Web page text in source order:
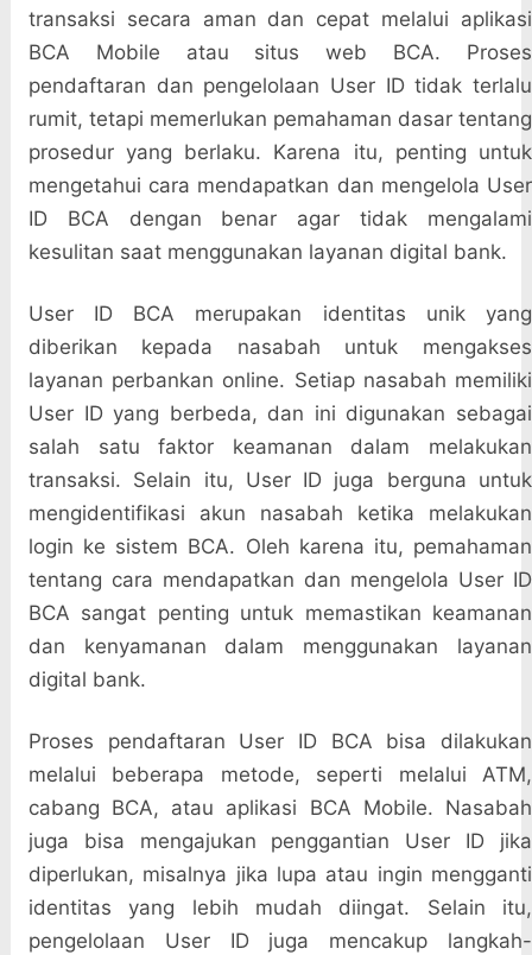
transaksi secara aman dan cepat melalui aplikasi
BCA Mobile atau situs web BCA. Proses
pendaftaran dan pengelolaan User ID tidak terlalu
rumit, tetapi memerlukan pemahaman dasar tentang
prosedur yang berlaku. Karena itu, penting untuk
mengetahui cara mendapatkan dan mengelola User
ID BCA dengan benar agar tidak mengalami
kesulitan saat menggunakan layanan digital bank.
User ID BCA merupakan identitas unik yang
diberikan kepada nasabah untuk mengakses
layanan perbankan online. Setiap nasabah memiliki
User ID yang berbeda, dan ini digunakan sebagai
salah satu faktor keamanan dalam melakukan
transaksi. Selain itu, User ID juga berguna untuk
mengidentifikasi akun nasabah ketika melakukan
login ke sistem BCA. Oleh karena itu, pemahaman
tentang cara mendapatkan dan mengelola User ID
BCA sangat penting untuk memastikan keamanan
dan kenyamanan dalam menggunakan layanan
digital bank.
Proses pendaftaran User ID BCA bisa dilakukan
melalui beberapa metode, seperti melalui ATM,
cabang BCA, atau aplikasi BCA Mobile. Nasabah
juga bisa mengajukan penggantian User ID jika
diperlukan, misalnya jika lupa atau ingin mengganti
identitas yang lebih mudah diingat. Selain itu,
pengelolaan User ID juga mencakup langkah-